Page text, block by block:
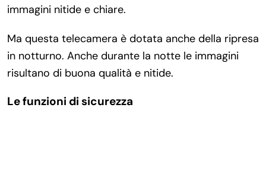
immagini nitide e chiare.
Ma questa telecamera è dotata anche della ripresa
in notturno. Anche durante la notte le immagini
risultano di buona qualità e nitide.
Le funzioni di sicurezza